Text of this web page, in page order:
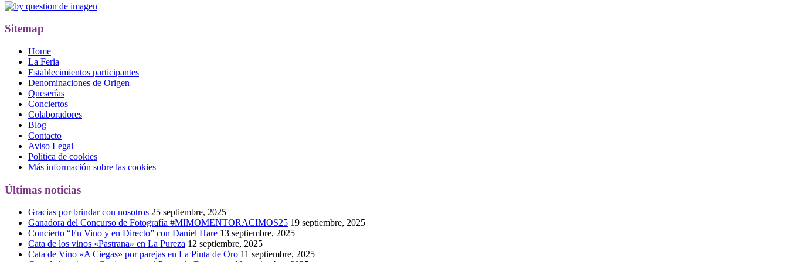
Sitemap
Home
La Feria
Establecimientos participantes
Denominaciones de Origen
Queserías
Conciertos
Colaboradores
Blog
Contacto
Aviso Legal
Política de cookies
Más información sobre las cookies
Últimas noticias
Gracias por brindar con nosotros 25 septiembre, 2025
Ganadora del Concurso de Fotografía #MIMOMENTORACIMOS25 19 septiembre, 2025
Concierto “En Vino y en Directo” con Daniel Hare 13 septiembre, 2025
Cata de los vinos «Pastrana» en La Pureza 12 septiembre, 2025
Cata de Vino «A Ciegas» por parejas en La Pinta de Oro 11 septiembre, 2025